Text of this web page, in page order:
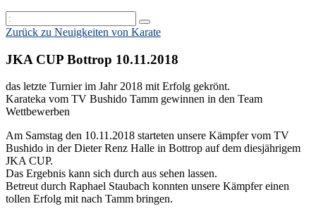
Zurück zu Neuigkeiten von Karate
JKA CUP Bottrop 10.11.2018
das letzte Turnier im Jahr 2018 mit Erfolg gekrönt.
Karateka vom TV Bushido Tamm gewinnen in den Team
Wettbewerben
Am Samstag den 10.11.2018 starteten unsere Kämpfer vom TV
Bushido in der Dieter Renz Halle in Bottrop auf dem diesjährigem
JKA CUP.
Das Ergebnis kann sich durch aus sehen lassen.
Betreut durch Raphael Staubach konnten unsere Kämpfer einen
tollen Erfolg mit nach Tamm bringen.